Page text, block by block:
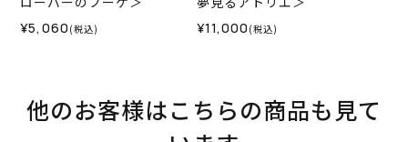
¥5,060 (税込) ¥11,000 (税込)
他のお客様はこちらの商品も見て